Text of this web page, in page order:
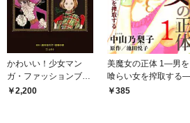
かわいい！少女マン
ガ・ファッションブッ
ク 昭和少女にモード
2,200
美魔女の正体 1―男を
喰らい女を搾取する―
385